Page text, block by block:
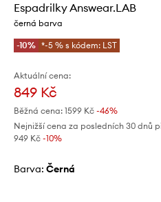
Espadrilky Answear.LAB
černá barva
-10% *-5 % s kódem: LST
Aktuální cena:
849 Kč
Běžná cena: 1599 Kč -46%
Nejnižší cena za posledních 30 dnů
949 Kč -10%
Barva: černá